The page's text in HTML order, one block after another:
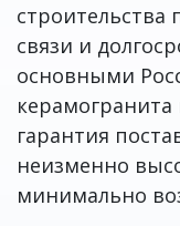
строительства
связи и
основными
гарантия
неизменно
минимально